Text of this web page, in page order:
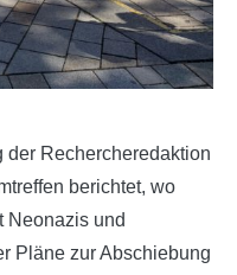
der Rechercheredaktion
berichtet, wo
Neonazis und
Pläne zur Abschiebung